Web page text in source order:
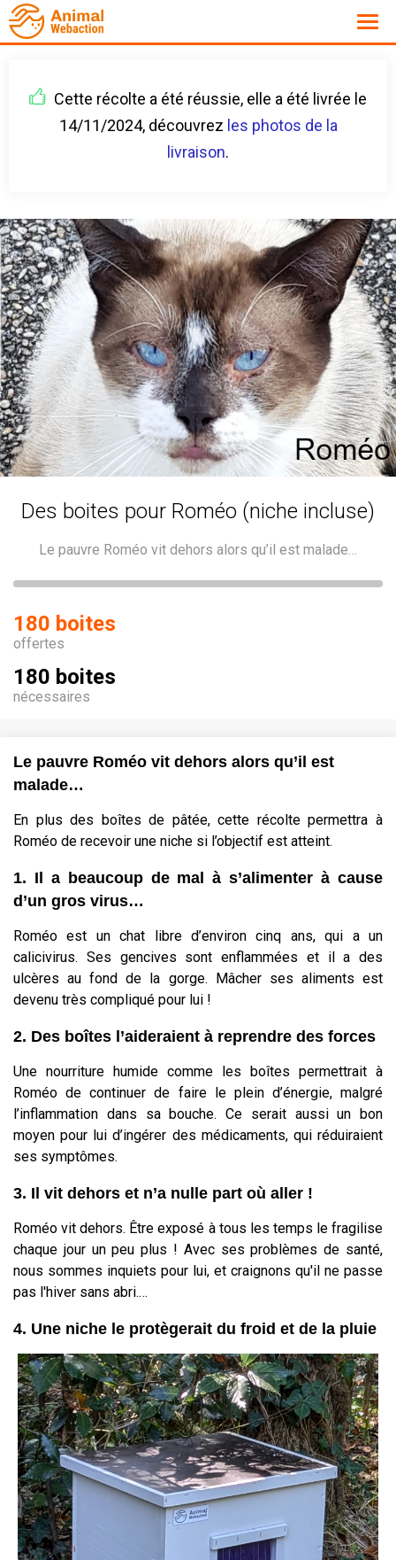
Cette récolte a été réussie, elle a été livrée le
14/11/2024, découvrez les photos de la
livraison.
Des boites pour Roméo (niche incluse)
Le pauvre Roméo vit dehors alors qu’il est malade…
180 boites
offertes
180 boites
nécessaires
Le pauvre Roméo vit dehors alors qu’il est
malade…
En plus des boîtes de pâtée, cette récolte permettra à
Roméo de recevoir une niche si l’objectif est atteint.
1. Il a beaucoup de mal à s’alimenter à cause
d’un gros virus…
Roméo est un chat libre d’environ cinq ans, qui a un
calicivirus. Ses gencives sont enflammées et il a des
ulcères au fond de la gorge. Mâcher ses aliments est
devenu très compliqué pour lui !
2. Des boîtes l’aideraient à reprendre des forces
Une nourriture humide comme les boîtes permettrait à
Roméo de continuer de faire le plein d’énergie, malgré
l’inflammation dans sa bouche. Ce serait aussi un bon
moyen pour lui d’ingérer des médicaments, qui réduiraient
ses symptômes.
3. Il vit dehors et n’a nulle part où aller !
Roméo vit dehors. Être exposé à tous les temps le fragilise
chaque jour un peu plus ! Avec ses problèmes de santé,
nous sommes inquiets pour lui, et craignons qu'il ne passe
pas l'hiver sans abri.…
4. Une niche le protègerait du froid et de la pluie